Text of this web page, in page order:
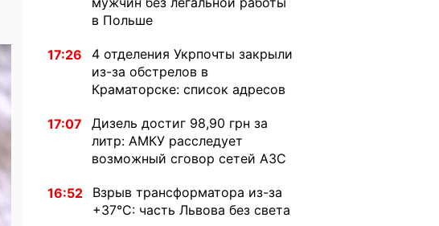
в Польше
17:26
4 отделения Укрпочты закрыли
из-за обстрелов в
Краматорске: список адресов
17:07
Дизель достиг 98,90 грн за
литр: АМКУ расследует
возможный сговор сетей АЗС
16:52
Взрыв трансформатора из-за
+37°C: часть Львова без света